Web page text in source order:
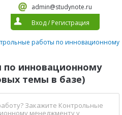
admin@studynote.ru
Вход/ Регистрация
работы по инновационному
инновационному
темы в базе)
Закажите Контрольные
менеджментуу